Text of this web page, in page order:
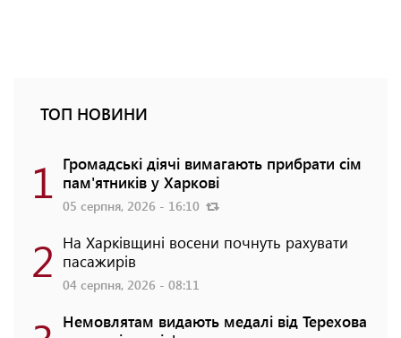
ТОП НОВИНИ
1 Громадські діячі вимагають прибрати сім
пам'ятників у Харкові
05 серпня, 2026 - 16:10
2 На Харківщині восени почнуть рахувати
пасажирів
04 серпня, 2026 - 08:11
Немовлятам видають медалі від Терехова